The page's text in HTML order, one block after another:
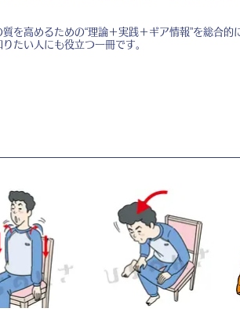
を高めるための“理論＋実践＋ギア情報”を総合的
たい人にも役立つ一冊です。